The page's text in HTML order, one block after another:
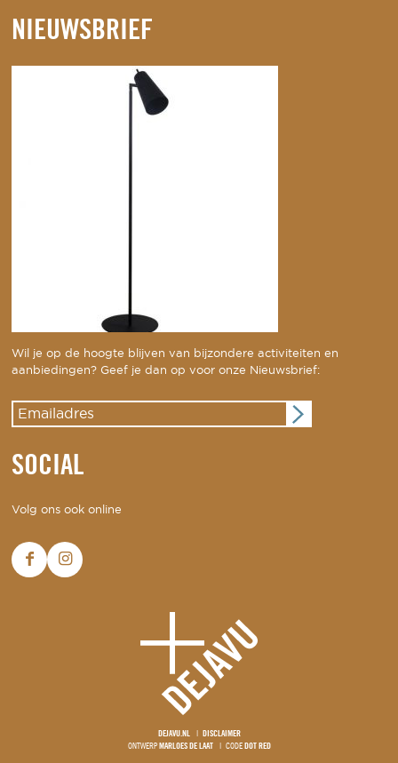
NIEUWSBRIEF
Wil je op de hoogte blijven van bijzondere activiteiten en
aanbiedingen? Geef je dan op voor onze Nieuwsbrief:
SOCIAL
Volg ons ook online
DEJAVU.NL
DISCLAIMER
ONTWERP MARLOES DE LAAT CODE DOT RED